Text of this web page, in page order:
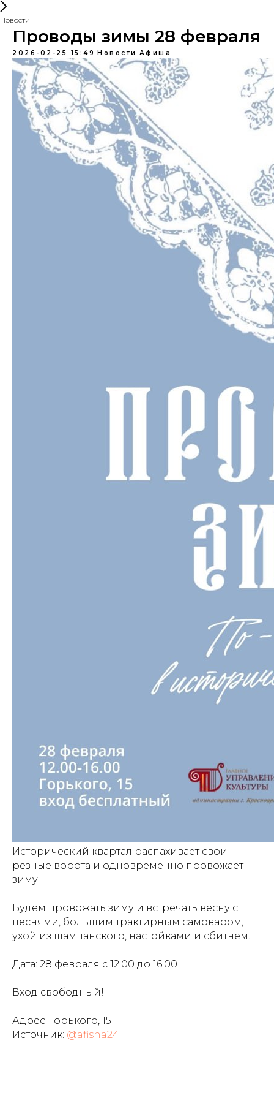
Новости
Проводы зимы 28 февраля
2026-02-25 15:49 Новости Афиша
Исторический квартал распахивает свои
резные ворота и одновременно провожает
зиму.
Будем провожать зиму и встречать весну с
песнями, большим трактирным самоваром,
ухой из шампанского, настойками и сбитнем.
Дата: 28 февраля с 12:00 до 16:00
Вход свободный!
Адрес: Горького, 15
Источник: @afisha24